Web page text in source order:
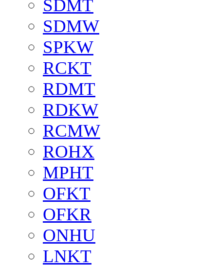
SDMT
SDMW
SPKW
RCKT
RDMT
RDKW
RCMW
ROHX
MPHT
OFKT
OFKR
ONHU
LNKT